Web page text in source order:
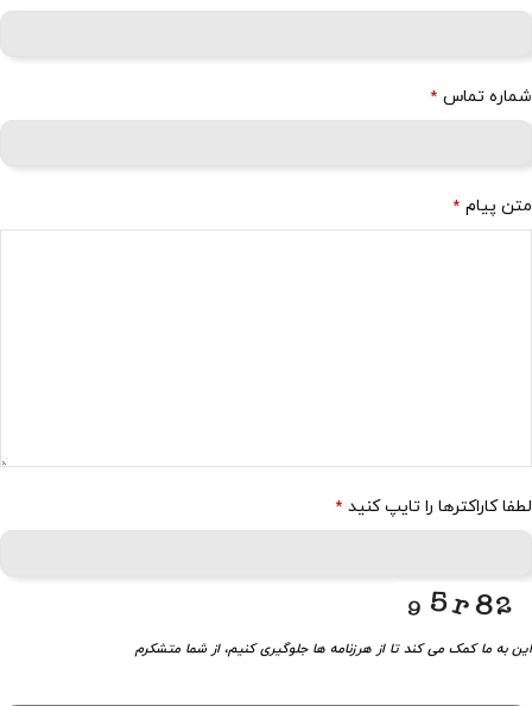
شماره تماس *
متن پیام *
لطفا کاراکترها را تایپ کنید *
این به ما کمک می کند تا از هرزنامه ها جلوگیری کنیم، از شما متشکرم